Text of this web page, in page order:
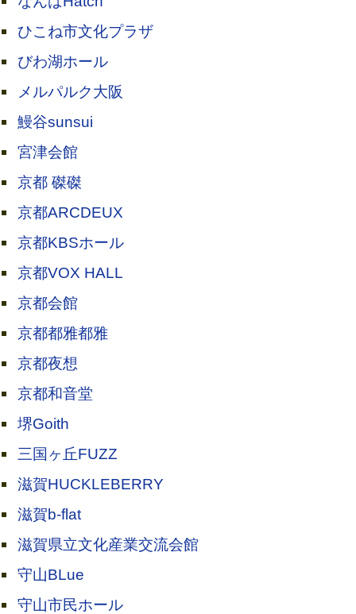
ひこね市文化プラザ
びわ湖ホール
メルパルク大阪
鰻谷sunsui
宮津会館
京都 磔磔
京都ARCDEUX
京都KBSホール
京都VOX HALL
京都会館
京都都雅都雅
京都夜想
京都和音堂
堺Goith
三国ヶ丘FUZZ
滋賀HUCKLEBERRY
滋賀b-flat
滋賀県立文化産業交流会館
守山BLue
守山市民ホール